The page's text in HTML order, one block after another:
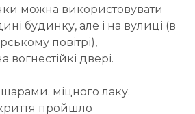
можна використовувати
будинку, але і на вулиці (в
повітрі),
вогнестійкі двері.
міцного лаку.
пройшло